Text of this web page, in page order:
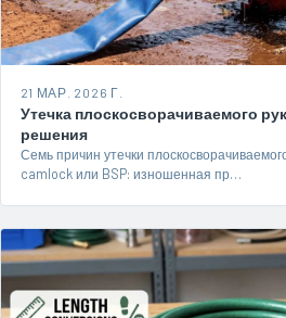
21 МАР. 2026 Г.
Утечка плоскосворачиваемого
решения
Семь причин утечки
camlock или BSP: изношенная пр…